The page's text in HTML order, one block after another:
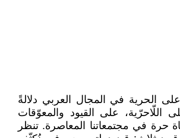
الحرية في المجال العربي دلالةً
اللّاحرّية، على القيود والمعوّقات
حرة في مجتمعاتنا المعاصرة. تنظر